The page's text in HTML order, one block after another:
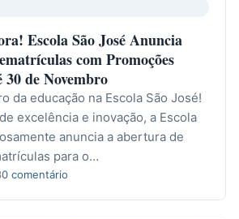
Escola São José Anuncia
com Promoções
de Novembro
da educação na Escola São José!
excelência e inovação, a Escola
anuncia a abertura de
para o…
0 comentário